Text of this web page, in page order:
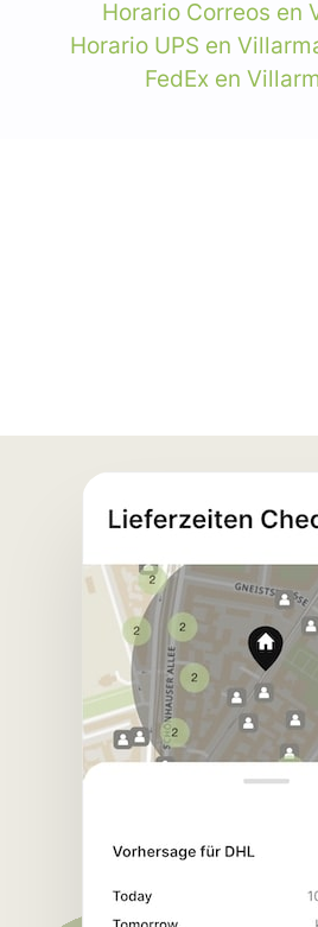
Horario Correos en
Horario UPS en
FedEx en